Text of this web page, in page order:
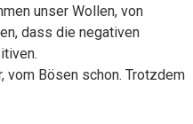
unser Wollen, von
dass die negativen
vom Bösen schon. Trotzdem